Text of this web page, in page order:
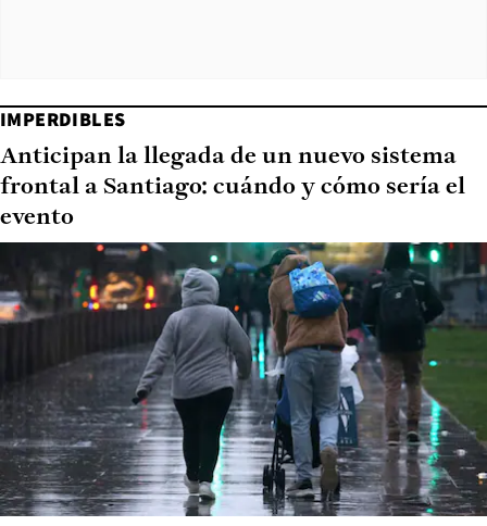
IMPERDIBLES
Anticipan la llegada de un nuevo sistema
frontal a Santiago: cuándo y cómo sería el
evento